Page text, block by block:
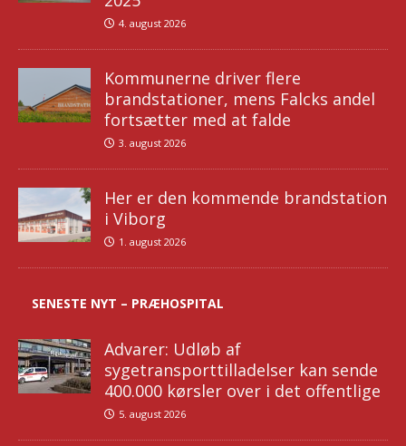
4. august 2026
Kommunerne driver flere
brandstationer, mens Falcks andel
fortsætter med at falde
3. august 2026
Her er den kommende brandstation
i Viborg
1. august 2026
SENESTE NYT – PRÆHOSPITAL
Advarer: Udløb af
sygetransporttilladelser kan sende
400.000 kørsler over i det offentlige
5. august 2026